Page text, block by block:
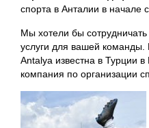
спорта в Анталии в начале
Мы хотели бы
услуги для вашей
Antalya известна в Турции
компания по организации